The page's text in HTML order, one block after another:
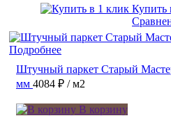
Купить
Подробнее
Штучный паркет Старый
мм 4084 ₽ / м2
В корзину